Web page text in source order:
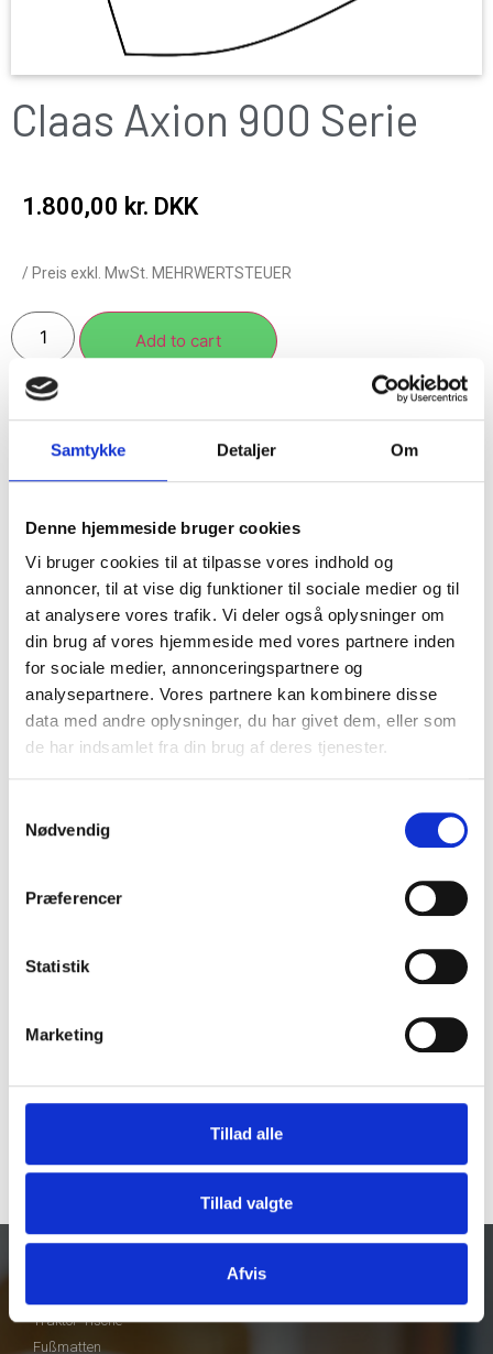
Samtykke Detaljer Om
Denne hjemmeside bruger cookies
Vi bruger cookies til at tilpasse vores indhold og
annoncer, til at vise dig funktioner til sociale medier og til
at analysere vores trafik. Vi deler også oplysninger om
din brug af vores hjemmeside med vores partnere inden
for sociale medier, annonceringspartnere og
analysepartnere. Vores partnere kan kombinere disse
data med andre oplysninger, du har givet dem, eller som
de har indsamlet fra din brug af deres tjenester.
Nødvendig
Præferencer
Statistik
Marketing
Tillad alle
Tillad valgte
Afvis
Claas Axion 900 Serie
1.800,00 kr. DKK
/ Preis exkl. MwSt. MEHRWERTSTEUER
Add to cart
Traktor-Tische
Fußmatten